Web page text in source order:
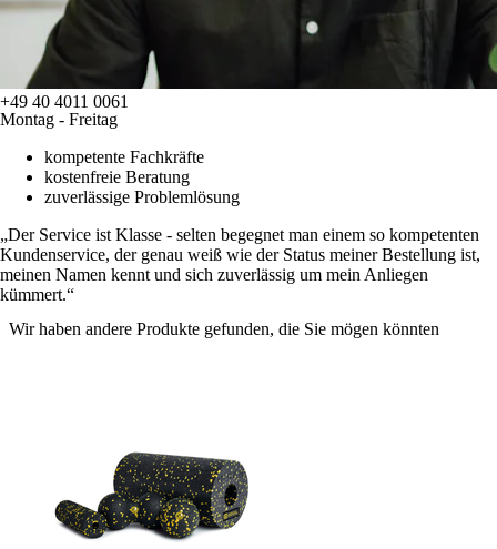
+49 40 4011 0061
Montag - Freitag
kompetente Fachkräfte
kostenfreie Beratung
zuverlässige Problemlösung
Der Service ist Klasse - selten begegnet man einem so kompetenten
Kundenservice, der genau weiß wie der Status meiner Bestellung ist,
meinen Namen kennt und sich zuverlässig um mein Anliegen
kümmert.
Wir haben andere Produkte gefunden, die Sie mögen könnten